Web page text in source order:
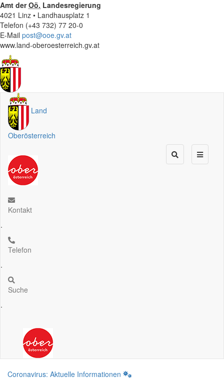
Amt derOö. Landesregierung
4021 Linz • Landhausplatz 1
Telefon (+43 732) 77 20-0
E-Mail post@ooe.gv.at
www.land-oberoesterreich.gv.at
Land
Oberösterreich
Kontakt
.
Telefon
.
Suche
.
Coronavirus: Aktuelle Informationen